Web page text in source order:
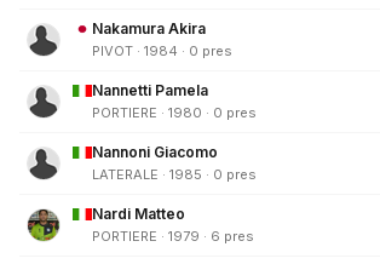
Nakamura Akira
PIVOT · 1984 · 0 pres
Nannetti Pamela
PORTIERE · 1980 · 0 pres
Nannoni Giacomo
LATERALE · 1985 · 0 pres
Nardi Matteo
PORTIERE · 1979 · 6 pres